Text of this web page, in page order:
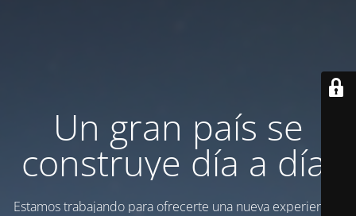
Un gran país se
construye día a día.
Estamos trabajando para ofrecerte una nueva experiencia.